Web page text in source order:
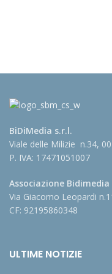
BiDiMedia s.r.l.
Viale delle Milizie n.34,
P. IVA: 17471051007
Associazione Bidimedia
Via Giacomo Leopardi
CF: 92195860348
ULTIME NOTIZIE